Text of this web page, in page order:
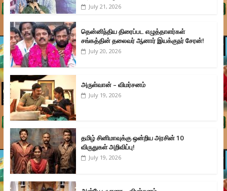
July 21, 2026
தென்னிந்திய திரைப்பட எழுத்தாளர்கள்
சங்கத்தின் தலைவர் ஆனார் இயக்குநர் சேரன்!
July 20, 2026
அருள்வான் – விமர்சனம்
July 19, 2026
தமிழ் சினிமாவுக்கு ஒன்றிய அரசின் 10
விருதுகள் அறிவிப்பு!
July 19, 2026